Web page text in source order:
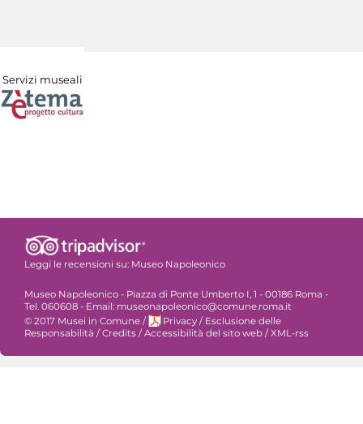
Servizi museali
Leggi le recensioni su: Museo Napoleonico
Museo Napoleonico - Piazza di Ponte Umberto I, 1 - 00186 Roma -
Tel. 060608 - Email: museonapoleonico@comune.roma.it
© 2017 Musei in Comune / Privacy / Esclusione delle
Responsabilità / Credits / Accessibilità del sito web / XML-rss